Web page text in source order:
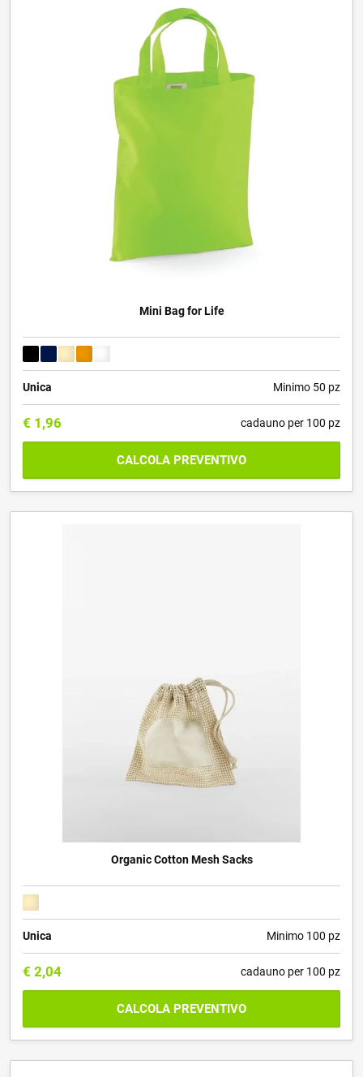
Mini Bag for Life
Unica Minimo 50 pz
€ 1,96 cadauno per 100 pz
CALCOLA PREVENTIVO
Organic Cotton Mesh Sacks
Unica Minimo 100 pz
€ 2,04 cadauno per 100 pz
CALCOLA PREVENTIVO